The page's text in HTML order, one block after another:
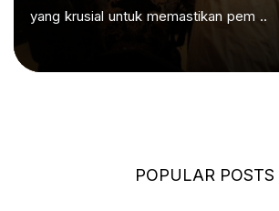
yang krusial untuk memastikan pem ..
POPULAR POSTS